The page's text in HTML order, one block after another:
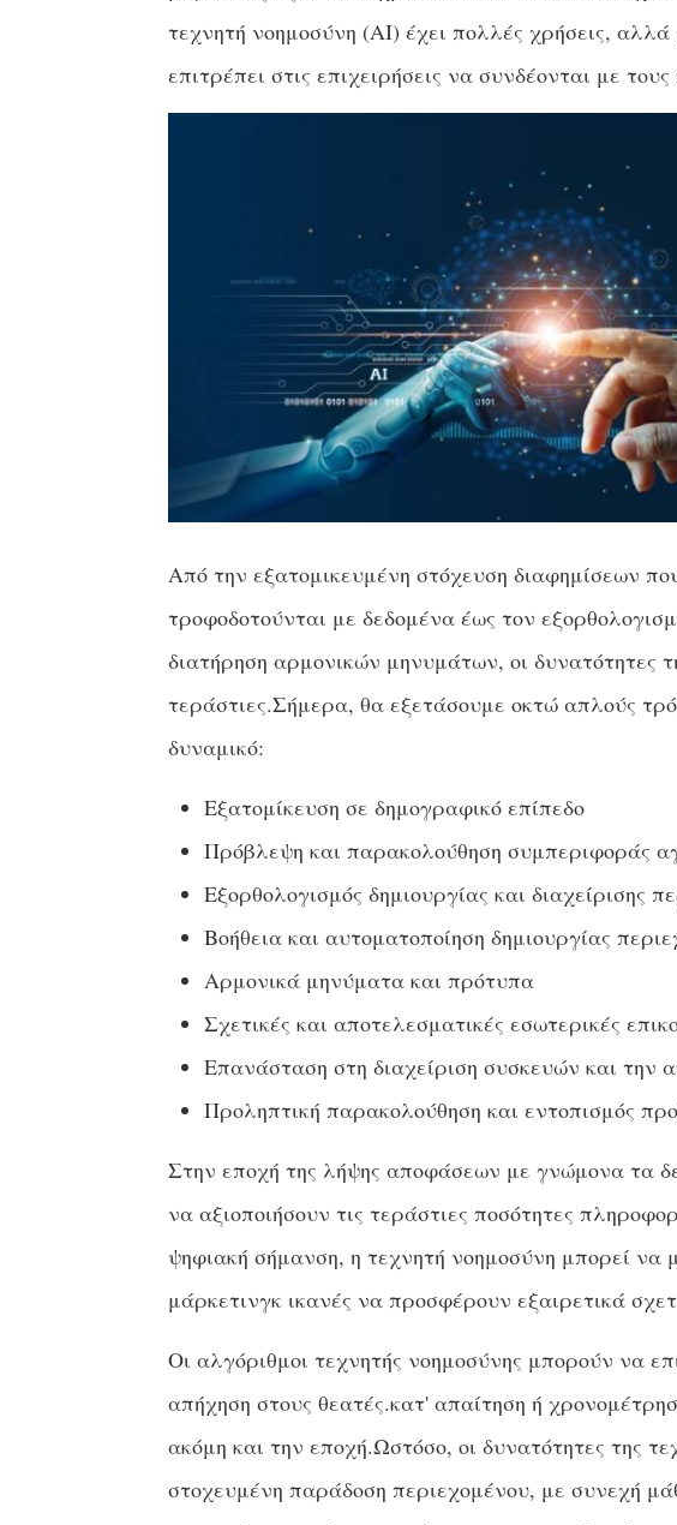
τεχνητή νοημοσύνη (AI) έχει πολλές χρήσεις,
επιτρέπει στις επιχειρήσεις να συνδέονται με
Από την εξατομικευμένη στόχευση διαφημίσεων
τροφοδοτούνται με δεδομένα έως τον
διατήρηση αρμονικών μηνυμάτων, οι δυνατότητες
τεράστιες.Σήμερα, θα εξετάσουμε οκτώ απλούς
δυναμικό:
Εξατομίκευση σε δημογραφικό επίπεδο
Πρόβλεψη και παρακολούθηση συμπεριφοράς
Εξορθολογισμός δημιουργίας και διαχείρισης
Βοήθεια και αυτοματοποίηση δημιουργίας
Αρμονικά μηνύματα και πρότυπα
Σχετικές και αποτελεσματικές εσωτερικές
Επανάσταση στη διαχείριση συσκευών και
Προληπτική παρακολούθηση και εντοπισμός
Στην εποχή της λήψης αποφάσεων με γνώμονα τα
να αξιοποιήσουν τις τεράστιες ποσότητες
ψηφιακή σήμανση, η τεχνητή νοημοσύνη μπορεί να
μάρκετινγκ ικανές να προσφέρουν εξαιρετικά
Οι αλγόριθμοι τεχνητής νοημοσύνης μπορούν να
απήχηση στους θεατές.κατ' απαίτηση ή
ακόμη και την εποχή.Ωστόσο, οι δυνατότητες της
στοχευμένη παράδοση περιεχομένου, με συνεχή